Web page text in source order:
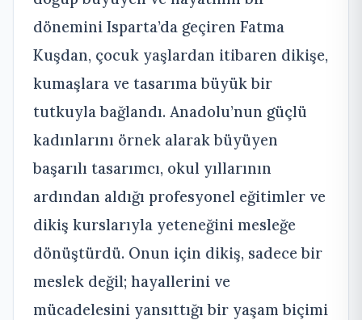
dönemini Isparta’da geçiren Fatma
Kuşdan, çocuk yaşlardan itibaren dikişe,
kumaşlara ve tasarıma büyük bir
tutkuyla bağlandı. Anadolu’nun güçlü
kadınlarını örnek alarak büyüyen
başarılı tasarımcı, okul yıllarının
ardından aldığı profesyonel eğitimler ve
dikiş kurslarıyla yeteneğini mesleğe
dönüştürdü. Onun için dikiş, sadece bir
meslek değil; hayallerini ve
mücadelesini yansıttığı bir yaşam biçimi